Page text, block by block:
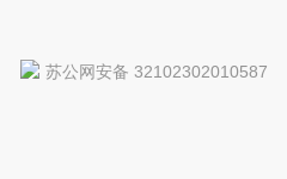
苏公网安备 32102302010587